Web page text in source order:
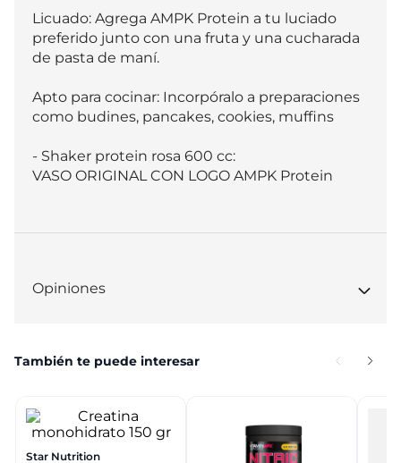
Licuado: Agrega AMPK Protein a tu luciado
preferido junto con una fruta y una cucharada
de pasta de maní.
Apto para cocinar: Incorpóralo a preparaciones
como budines, pancakes, cookies, muffins
- Shaker protein rosa 600 cc:
VASO ORIGINAL CON LOGO AMPK Protein
Opiniones
También te puede interesar
Star Nutrition